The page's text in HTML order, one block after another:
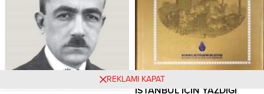
İSTANBUL İÇİN YAZDIĞI
REKLAMI KAPAT